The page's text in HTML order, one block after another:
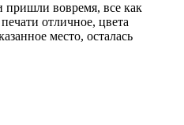
вовремя, все как
отличное, цвета
место, осталась